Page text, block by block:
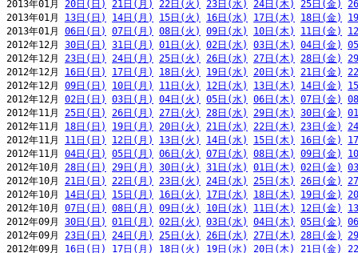
2013年01月 20日(日) 21日(月) 22日(火) 23日(水) 24日(木) 25日(金)
2013年01月 13日(日) 14日(月) 15日(火) 16日(水) 17日(木) 18日(金)
2013年01月 06日(日) 07日(月) 08日(火) 09日(水) 10日(木) 11日(金)
2012年12月 30日(日) 31日(月) 01日(火) 02日(水) 03日(木) 04日(金)
2012年12月 23日(日) 24日(月) 25日(火) 26日(水) 27日(木) 28日(金)
2012年12月 16日(日) 17日(月) 18日(火) 19日(水) 20日(木) 21日(金)
2012年12月 09日(日) 10日(月) 11日(火) 12日(水) 13日(木) 14日(金)
2012年12月 02日(日) 03日(月) 04日(火) 05日(水) 06日(木) 07日(金)
2012年11月 25日(日) 26日(月) 27日(火) 28日(水) 29日(木) 30日(金)
2012年11月 18日(日) 19日(月) 20日(火) 21日(水) 22日(木) 23日(金)
2012年11月 11日(日) 12日(月) 13日(火) 14日(水) 15日(木) 16日(金)
2012年11月 04日(日) 05日(月) 06日(火) 07日(水) 08日(木) 09日(金)
2012年10月 28日(日) 29日(月) 30日(火) 31日(水) 01日(木) 02日(金)
2012年10月 21日(日) 22日(月) 23日(火) 24日(水) 25日(木) 26日(金)
2012年10月 14日(日) 15日(月) 16日(火) 17日(水) 18日(木) 19日(金)
2012年10月 07日(日) 08日(月) 09日(火) 10日(水) 11日(木) 12日(金)
2012年09月 30日(日) 01日(月) 02日(火) 03日(水) 04日(木) 05日(金)
2012年09月 23日(日) 24日(月) 25日(火) 26日(水) 27日(木) 28日(金)
2012年09月 16日(日) 17日(月) 18日(火) 19日(水) 20日(木) 21日(金)